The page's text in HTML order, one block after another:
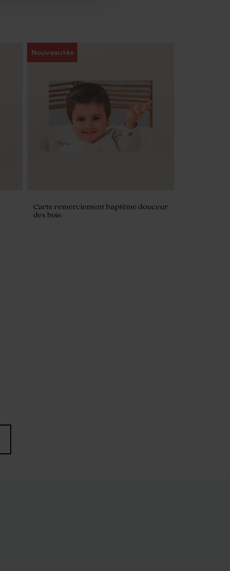
Dragées baptême vert pastel -
chocolat 1 kg (± 240 ex)
Nouveautés
Carte remerciement baptême douceur
des bois